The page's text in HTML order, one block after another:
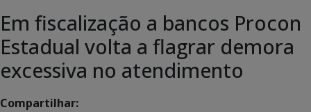
Em fiscalização a bancos Procon
Estadual volta a flagrar demora
excessiva no atendimento
Compartilhar: